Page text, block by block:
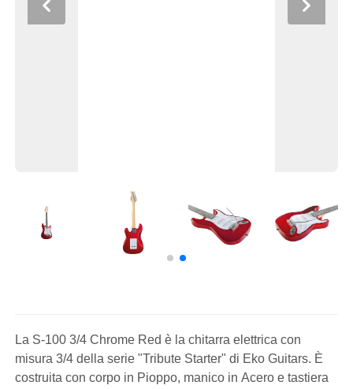
Previous Next
La S-100 3/4 Chrome Red è la chitarra elettrica con
misura 3/4 della serie "Tribute Starter" di Eko Guitars. È
costruita con corpo in Pioppo, manico in Acero e tastiera